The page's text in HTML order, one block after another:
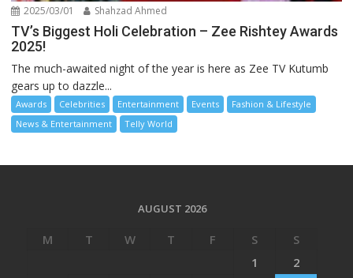
2025/03/01 Shahzad Ahmed
TV’s Biggest Holi Celebration – Zee Rishtey Awards
2025!
The much-awaited night of the year is here as Zee TV Kutumb
gears up to dazzle...
Awards Celebrities Entertainment Events
Fashion & Lifestyle
News & Entertainment
Telly World
AUGUST 2026
M T W T F S
S
1
2